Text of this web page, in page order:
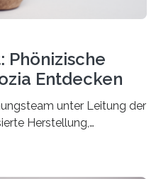
Phönizische
Entdecken
unter Leitung der
Herstellung,
Mozia, vor der Küste